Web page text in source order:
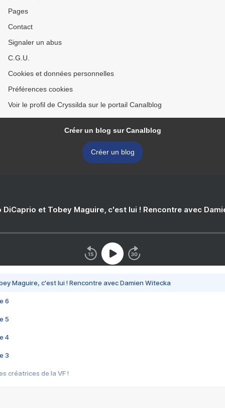
Pages
Contact
Signaler un abus
C.G.U.
Cookies et données personnelles
Préférences cookies
Voir le profil de Cryssilda sur le portail Canalblog
Créer un blog sur Canalblog
Créer un blog
DiCaprio et Tobey Maguire, c'est lui ! Rencontre avec
Maguire, c'est lui ! Rencontre avec Damien Witecka
6
5
4
3
créatrices de la VF !